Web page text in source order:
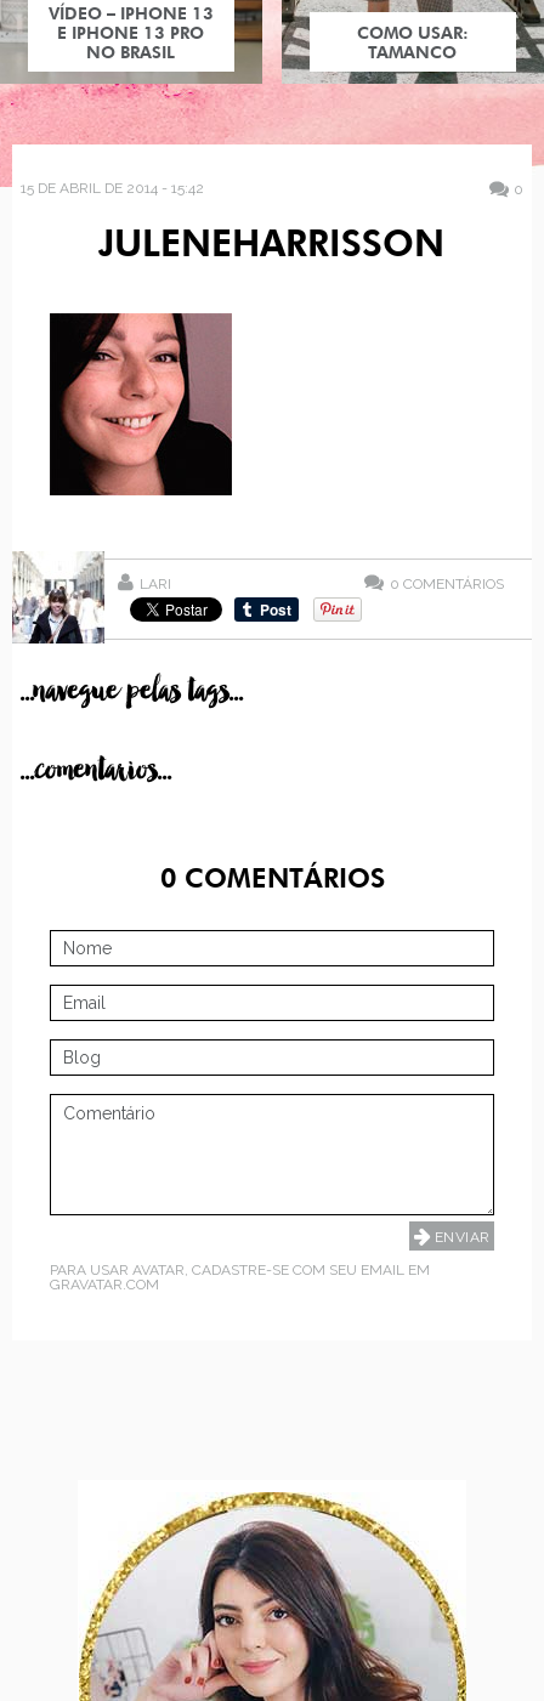
VÍDEO – IPHONE 13
E IPHONE 13 PRO
NO BRASIL
COMO USAR:
TAMANCO
15 DE ABRIL DE 2014 - 15:42 0
JULENEHARRISSON
LARI 0 COMENTÁRIOS
...navegue pelas tags...
...comentarios...
0COMENTÁRIOS
PARA USAR AVATAR, CADASTRE-SE COM SEU EMAIL EM
GRAVATAR.COM